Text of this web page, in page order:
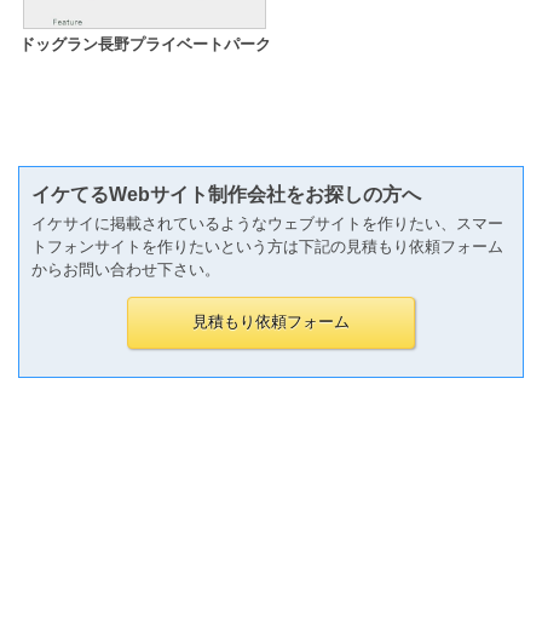
ドッグラン長野プライベートパーク
イケてるWebサイト制作会社をお探しの方へ
イケサイに掲載されているようなウェブサイトを作りたい、スマー
トフォンサイトを作りたいという方は下記の見積もり依頼フォーム
からお問い合わせ下さい。